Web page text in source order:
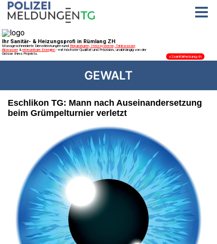
GEWALT
Eschlikon TG: Mann nach Auseinandersetzung
beim Grümpelturnier verletzt